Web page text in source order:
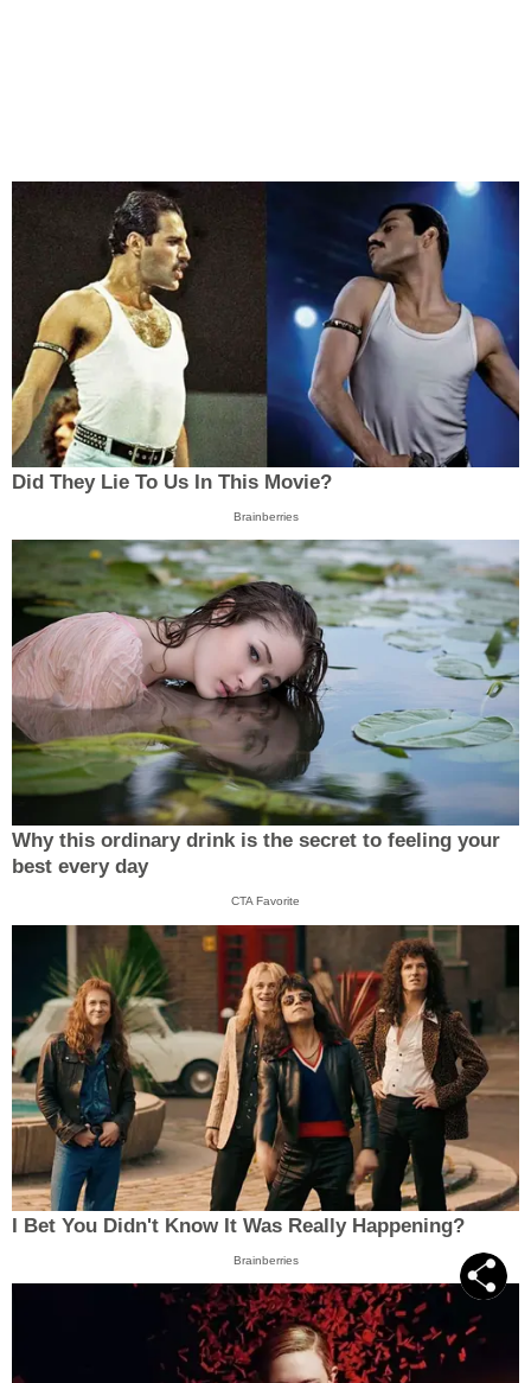
Did They Lie To Us In This Movie?
Brainberries
Why this ordinary drink is the secret to feeling your
best every day
CTA Favorite
I Bet You Didn't Know It Was Really Happening?
Brainberries